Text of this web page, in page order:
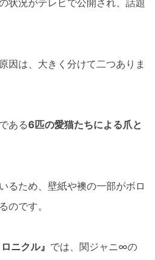
状況がテレビで公開され、話題
因は、大きく分けて二つありま
ある6匹の愛猫たちによる爪と
るため、壁紙や襖の一部がボロ
のです。
ニクル』 では、関ジャニ∞の